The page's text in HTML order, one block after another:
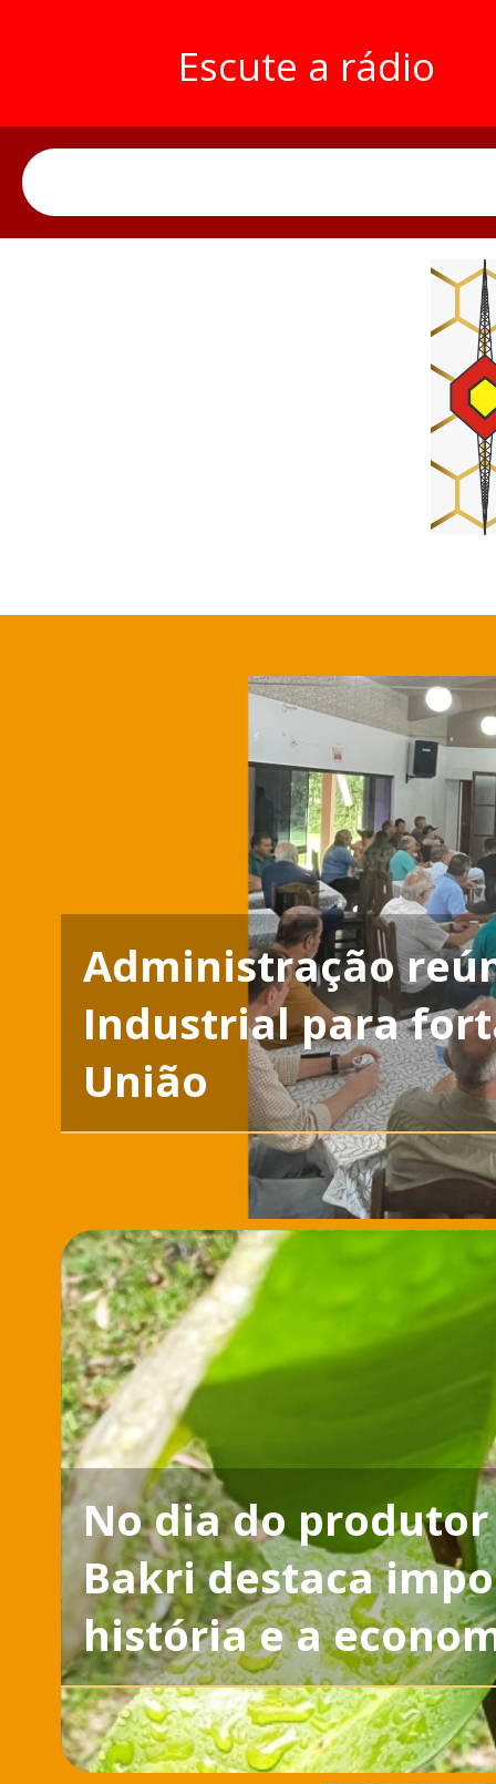
Escute a rádio
Administração
Industrial para
União
No dia do
Bakri destaca
história e a